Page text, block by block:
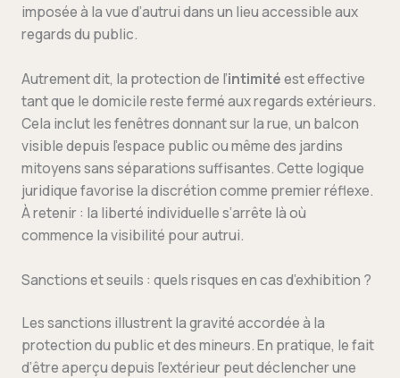
imposée à la vue d’autrui dans un lieu accessible aux
regards du public.
Autrement dit, la protection de l’intimitéest effective
tant que le domicile reste fermé aux regards extérieurs.
Cela inclut les fenêtres donnant sur la rue, un balcon
visible depuis l’espace public ou même des jardins
mitoyens sans séparations suffisantes. Cette logique
juridique favorise la discrétion comme premier réflexe.
À retenir : la liberté individuelle s’arrête là où
commence la visibilité pour autrui.
Sanctions et seuils : quels risques en cas d’exhibition ?
Les sanctions illustrent la gravité accordée à la
protection du public et des mineurs. En pratique, le fait
d’être aperçu depuis l’extérieur peut déclencher une